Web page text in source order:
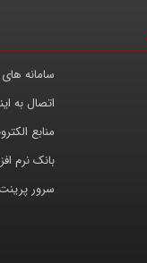
سامانه
اتصال به
منابع
بانک نرم
سرور پرینت